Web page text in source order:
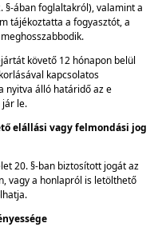
ában foglaltakról), valamint a
tájékoztatta a fogyasztót, a
követő 12 hónapon belül
kapcsolatos
nyitva álló határidő az e
jár le.
elállási vagy felmondási jog
20. §-ban biztosított jogát az
vagy a honlapról is letölthető